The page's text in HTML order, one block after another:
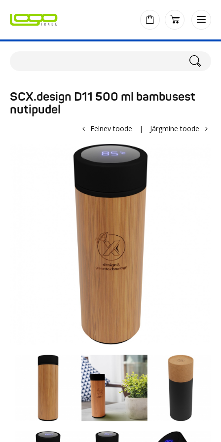
SCX.design D11 500 ml bambusest
nutipudel
Eelnev toode | Järgmine toode